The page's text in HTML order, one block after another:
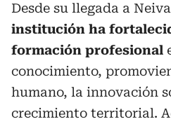
Desde su llegada a
institución ha
formación profesional
conocimiento,
humano, la innovación
crecimiento territorial.